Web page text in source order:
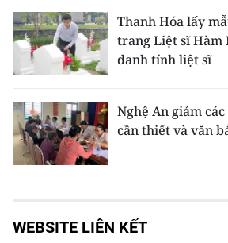
Thanh Hóa lấy
trang Liệt sĩ Hàm
danh tính liệt sĩ
Nghệ An giảm
cần thiết và văn
WEBSITE LIÊN KẾT